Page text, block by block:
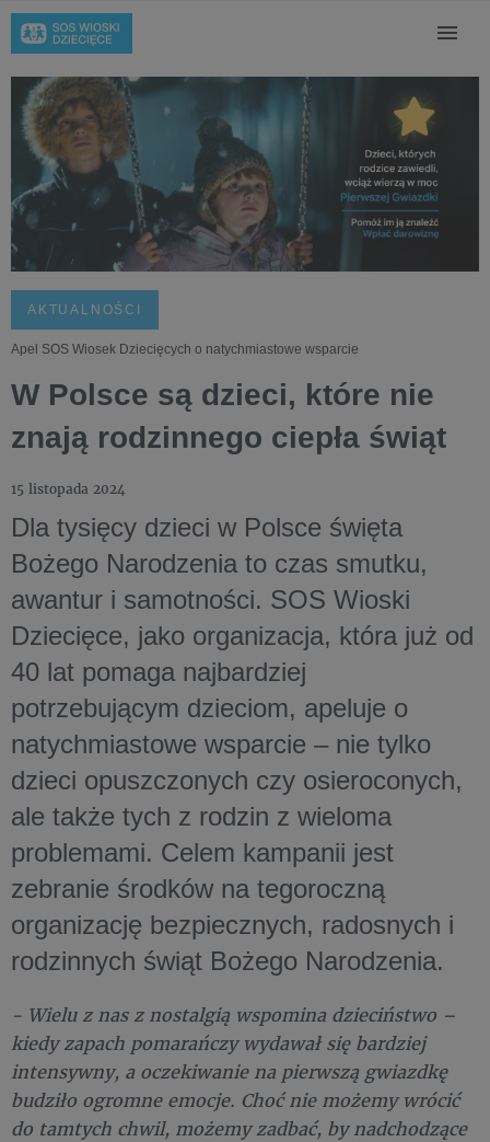
AKTUALNOŚCI
Apel SOS Wiosek Dziecięcych o natychmiastowe wsparcie
W Polsce są dzieci, które nie
znają rodzinnego ciepła świąt
15 listopada 2024
Dla tysięcy dzieci w Polsce święta
Bożego Narodzenia to czas smutku,
awantur i samotności. SOS Wioski
Dziecięce, jako organizacja, która już od
40 lat pomaga najbardziej
potrzebującym dzieciom, apeluje o
natychmiastowe wsparcie – nie tylko
dzieci opuszczonych czy osieroconych,
ale także tych z rodzin z wieloma
problemami. Celem kampanii jest
zebranie środków na tegoroczną
organizację bezpiecznych, radosnych i
rodzinnych świąt Bożego Narodzenia.
- Wielu z nas z nostalgią wspomina dzieciństwo –
kiedy zapach pomarańczy wydawał się bardziej
intensywny, a oczekiwanie na pierwszą gwiazdkę
budziło ogromne emocje. Choć nie możemy wrócić
do tamtych chwil, możemy zadbać, by nadchodzące